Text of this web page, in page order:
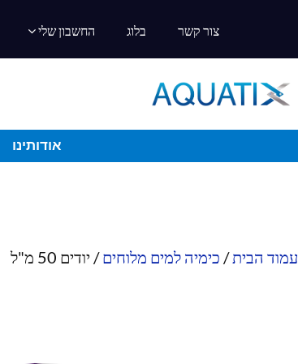
צור קשר בלוג החשבון שלי
אודותינו
עמוד הבית/ כימיה למים מלוחים/ יודים 50 מ"ל